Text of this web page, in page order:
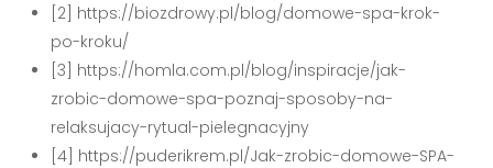
[2] https://biozdrowy.pl/blog/domowe-spa-krok-
po-kroku/
[3] https://homla.com.pl/blog/inspiracje/jak-
zrobic-domowe-spa-poznaj-sposoby-na-
relaksujacy-rytual-pielegnacyjny
[4] https://puderikrem.pl/Jak-zrobic-domowe-SPA-